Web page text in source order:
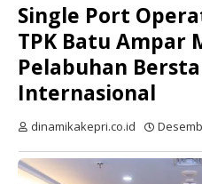
Single Port
TPK Batu Ampar
Pelabuhan
Internasional
dinamikakepri.co.id